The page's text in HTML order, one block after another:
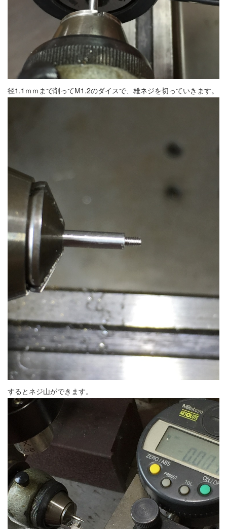
径1.1ｍｍまで削ってM1.2のダイスで、雄ネジを切っていきます。
するとネジ山ができます。